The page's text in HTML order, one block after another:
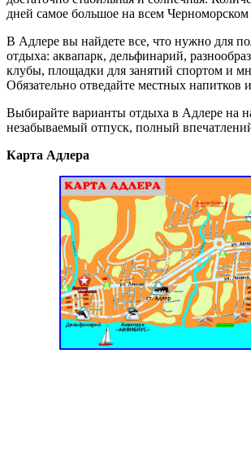
дней самое большое на всем
В Адлере вы найдете все, что нужно для
отдыха: аквапарк, дельфинарий,
клубы, площадки для занятий спортом и
Обязательно отведайте местных напитков
Выбирайте варианты отдыха в Адлере на
незабываемый отпуск, полный
Карта Адлера